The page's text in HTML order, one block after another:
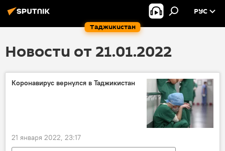
Таджикистан
РУС
Новости от 21.01.2022
Коронавирус вернулся в Таджикистан
21 января 2022, 23:17